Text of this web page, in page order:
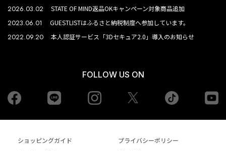
2026.03.02 STATE OF MIND返品OKキャンペーン対象商品追加
2023.06.01 GUESTLISTはふるさと納税制度へ参加しています。
2022.09.20 本人認証サービス「3Dセキュア2.0」導入のお知らせ
FOLLOW US ON
Facebook Instagram tiktok
ショッピングガイド
プライバシーポリシー